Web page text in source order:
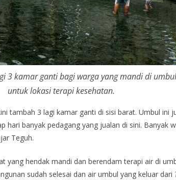
3 kamar ganti bagi warga yang mandi di
untuk lokasi terapi kesehatan.
tambah 3 lagi kamar ganti di sisi barat. Umbul ini
hari banyak pedagang yang jualan di sini. Banyak
Teguh.
yang hendak mandi dan berendam terapi air di
sudah selesai dan air umbul yang keluar dari